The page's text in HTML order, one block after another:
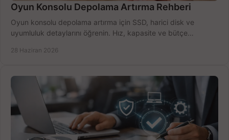
Oyun Konsolu Depolama Artırma Rehberi
Oyun konsolu depolama artırma için SSD, harici disk ve
uyumluluk detaylarını öğrenin. Hız, kapasite ve bütçe
28 Haziran 2026